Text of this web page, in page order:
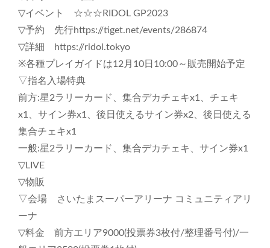
い
ス
パ
ア
ー
▽イベント ☆☆☆RIDOL GP2023
▽予約 先行https://tiget.net/events/286874
▽詳細 https://ridol.tokyo
※各種プレイガイドは12月10日10:00～販売開始予定
▽指名入場特典
前方:星2ラリーカード、集合デカチェキx1、チェキ
x1、サイン券x1、後日使えるサイン券x2、後日使える
集合チェキx1
一般:星2ラリーカード、集合デカチェキ、サイン券x1
▽LIVE
▽物販
▽会場 さいたまスーパーアリーナ コミュニティアリ
ーナ
▽料金 前方エリア9000(投票券3枚付/整理番号付)/一